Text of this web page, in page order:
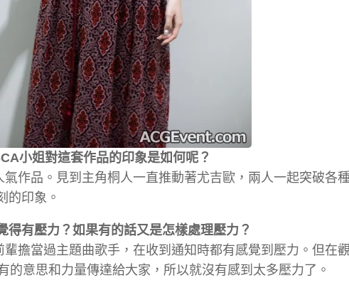
小姐對這套作品的印象是如何呢？
作品。見到主角桐人一直推動著尤吉歐，兩人一起突破各種
的印象。
有壓力？如果有的話又是怎樣處理壓力？
擔當過主題曲歌手，在收到通知時都有感覺到壓力。但在
意思和力量傳達給大家，所以就沒有感到太多壓力了。